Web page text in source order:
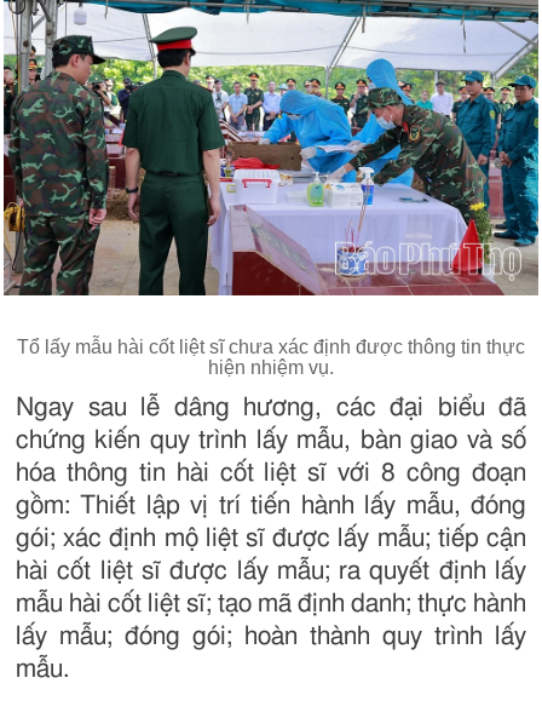
Tổ lấy mẫu hài cốt liệt sĩ chưa xác định được thông tin thực
hiện nhiệm vụ.
Ngay sau lễ dâng hương, các đại biểu đã
chứng kiến quy trình lấy mẫu, bàn giao và số
hóa thông tin hài cốt liệt sĩ với 8 công đoạn
gồm: Thiết lập vị trí tiến hành lấy mẫu, đóng
gói; xác định mộ liệt sĩ được lấy mẫu; tiếp cận
hài cốt liệt sĩ được lấy mẫu; ra quyết định lấy
mẫu hài cốt liệt sĩ; tạo mã định danh; thực hành
lấy mẫu; đóng gói; hoàn thành quy trình lấy
mẫu.